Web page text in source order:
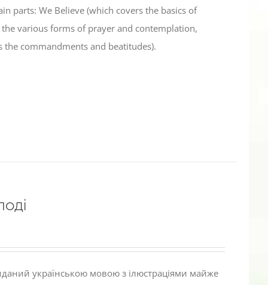
parts: We Believe (which covers the basics of
various forms of prayer and contemplation,
the commandments and beatitudes).
українською мовою з ілюстраціями майже